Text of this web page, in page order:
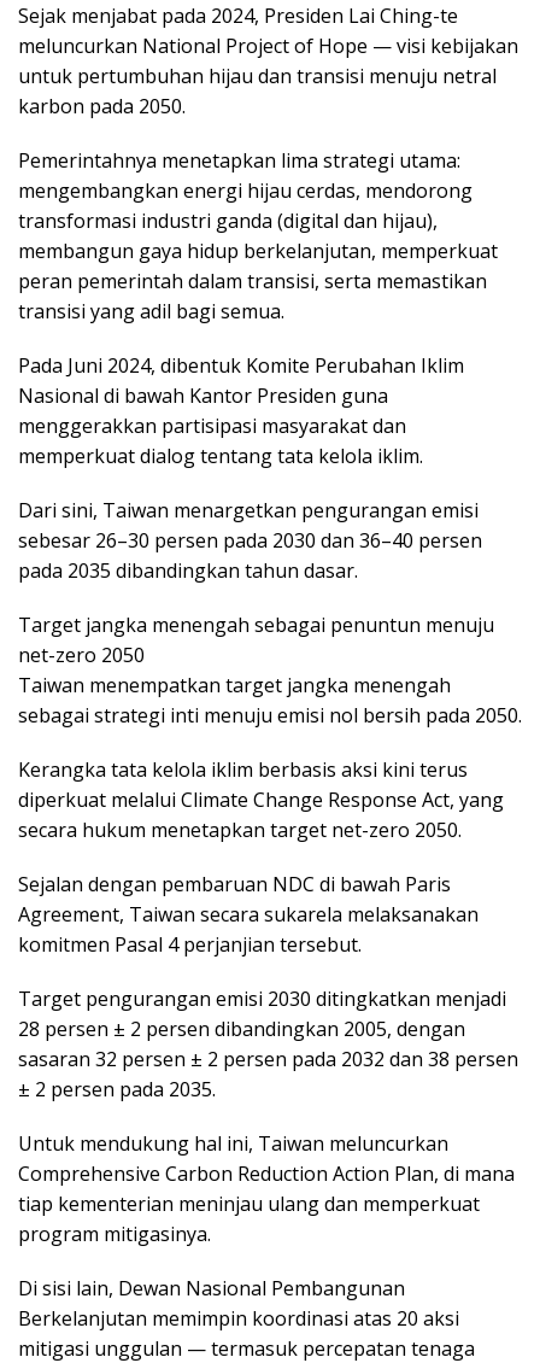
Sejak menjabat pada 2024, Presiden Lai Ching-te
meluncurkan National Project of Hope — visi kebijakan
untuk pertumbuhan hijau dan transisi menuju netral
karbon pada 2050.
Pemerintahnya menetapkan lima strategi utama:
mengembangkan energi hijau cerdas, mendorong
transformasi industri ganda (digital dan hijau),
membangun gaya hidup berkelanjutan, memperkuat
peran pemerintah dalam transisi, serta memastikan
transisi yang adil bagi semua.
Pada Juni 2024, dibentuk Komite Perubahan Iklim
Nasional di bawah Kantor Presiden guna
menggerakkan partisipasi masyarakat dan
memperkuat dialog tentang tata kelola iklim.
Dari sini, Taiwan menargetkan pengurangan emisi
sebesar 26–30 persen pada 2030 dan 36–40 persen
pada 2035 dibandingkan tahun dasar.
Target jangka menengah sebagai penuntun menuju
net-zero 2050
Taiwan menempatkan target jangka menengah
sebagai strategi inti menuju emisi nol bersih pada 2050.
Kerangka tata kelola iklim berbasis aksi kini terus
diperkuat melalui Climate Change Response Act, yang
secara hukum menetapkan target net-zero 2050.
Sejalan dengan pembaruan NDC di bawah Paris
Agreement, Taiwan secara sukarela melaksanakan
komitmen Pasal 4 perjanjian tersebut.
Target pengurangan emisi 2030 ditingkatkan menjadi
28 persen ± 2 persen dibandingkan 2005, dengan
sasaran 32 persen ± 2 persen pada 2032 dan 38 persen
± 2 persen pada 2035.
Untuk mendukung hal ini, Taiwan meluncurkan
Comprehensive Carbon Reduction Action Plan, di mana
tiap kementerian meninjau ulang dan memperkuat
program mitigasinya.
Di sisi lain, Dewan Nasional Pembangunan
Berkelanjutan memimpin koordinasi atas 20 aksi
mitigasi unggulan — termasuk percepatan tenaga